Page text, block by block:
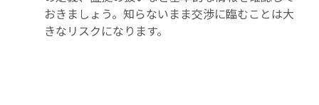
おきましょう。知らないまま交渉に臨むことは大
きなリスクになります。